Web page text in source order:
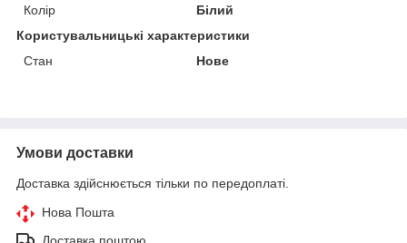
Колір
Білий
Користувальницькі характеристики
Стан
Нове
Умови доставки
Доставка здійснюється тільки по передоплаті.
Нова Пошта
Доставка поштою